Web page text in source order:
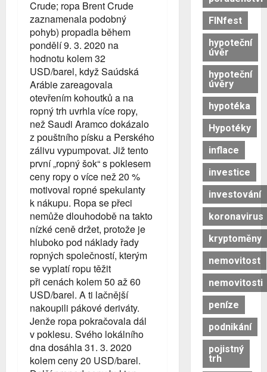
Crude; ropa Brent Crude
zaznamenala podobný
pohyb) propadla během
pondělí 9. 3. 2020 na
hodnotu kolem 32
USD/barel, když Saúdská
Arábie zareagovala
otevřením kohoutků a na
ropný trh uvrhla více ropy,
než Saudi Aramco dokázalo
z pouštního písku a Perského
zálivu vypumpovat. Již tento
první „ropný šok“ s poklesem
ceny ropy o více než 20 %
motivoval ropné spekulanty
k nákupu. Ropa se přeci
nemůže dlouhodobě na takto
nízké ceně držet, protože je
hluboko pod náklady řady
ropných společností, kterým
se vyplatí ropu těžit
při cenách kolem 50 až 60
USD/barel. A ti lačnější
nakoupili pákové deriváty.
Jenže ropa pokračovala dál
v poklesu. Svého lokálního
dna dosáhla 31. 3. 2020
kolem ceny 20 USD/barel.
FINfest
hypoteční
úvěr
hypoteční
úvěry
hypotéka
Hypotéky
inflace
investice
investování
koronavirus
kryptoměny
nemovitost
nemovitosti
peníze
podnikání
pojistný
trh